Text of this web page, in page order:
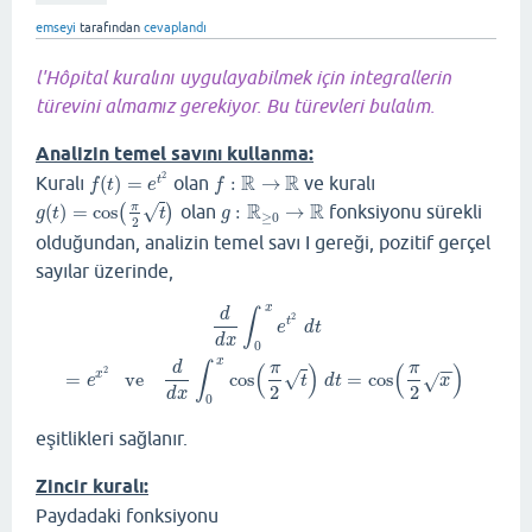
emseyi tarafından cevaplandı
l'Hôpital kuralını uygulayabilmek için integrallerin
türevini almamız gerekiyor. Bu türevleri bulalım.
Analizin temel savını kullanma:
Kuralı f(t) = et2
f(t)= et 2 olan f : R → R
f: R → R ve kuralı
g(t) = cos( π
2 t
√ )
g(t) =cos(π2t) olan g : R≥0 → R
g R≥0→R
fonksiyonu sürekli
olduğundan, analizin temel savı I gereği, pozitif gerçel
sayılar üzerinde,
d
dx ∫ x
0
et2
dt
= ex2 ve
d
dx ∫ x
0
cos( π
2
t
√ ) dt = cos( π
2
x
−
−
√ )
ve dd ∫0 cos
eşitlikleri sağlanır.
Zincir kuralı:
Paydadaki fonksiyonu